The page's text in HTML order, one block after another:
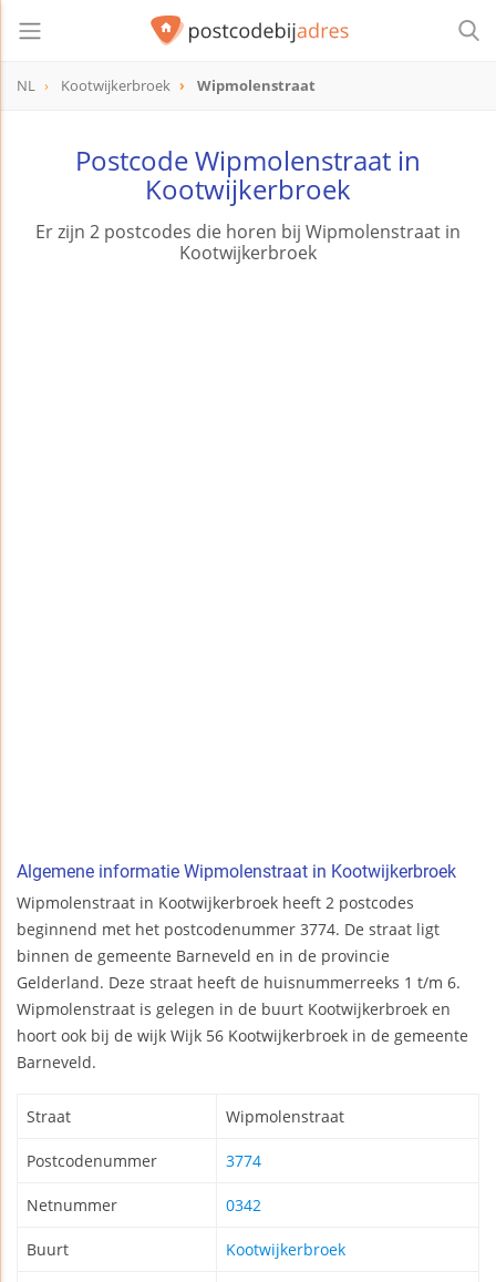
NL Kootwijkerbroek Wipmolenstraat
Postcode Wipmolenstraat in
Kootwijkerbroek
Er zijn 2 postcodes die horen bij Wipmolenstraat in
Kootwijkerbroek
Algemene informatie Wipmolenstraat in Kootwijkerbroek
Wipmolenstraat in Kootwijkerbroek heeft 2 postcodes
beginnend met het postcodenummer 3774. De straat ligt
binnen de gemeente Barneveld en in de provincie
Gelderland. Deze straat heeft de huisnummerreeks 1 t/m 6.
Wipmolenstraat is gelegen in de buurt Kootwijkerbroek en
hoort ook bij de wijk Wijk 56 Kootwijkerbroek in de gemeente
Barneveld.
Straat Wipmolenstraat
Postcodenummer 3774
Netnummer 0342
Buurt Kootwijkerbroek